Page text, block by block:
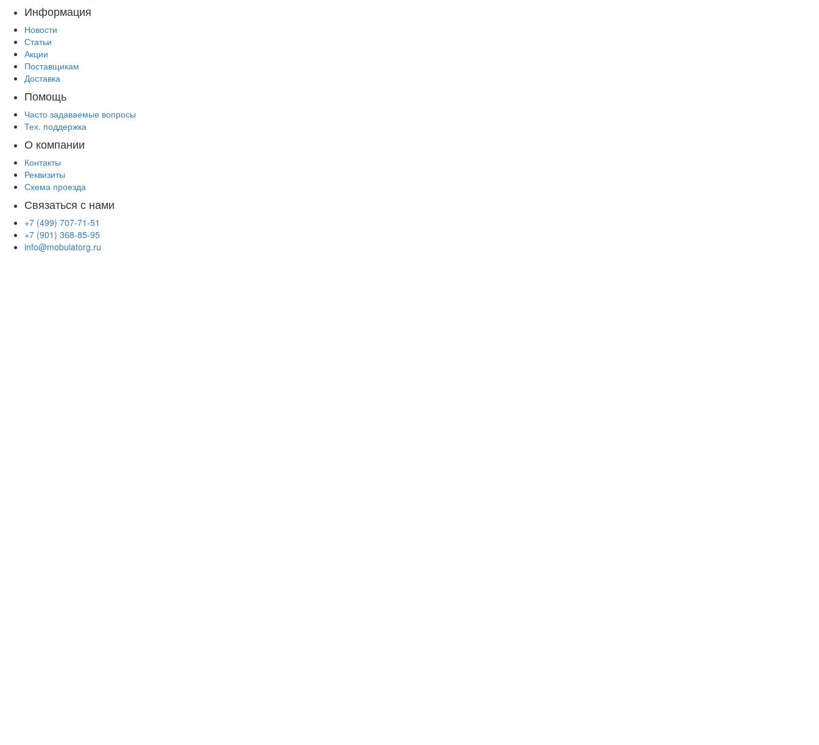
Информация
Новости
Статьи
Акции
Поставщикам
Доставка
Помощь
Часто задаваемые вопросы
Тех. поддержка
О компании
Контакты
Реквизиты
Схема проезда
Связаться с нами
+7 (499) 707-71-51
+7 (901) 368-85-95
info@mobulatorg.ru